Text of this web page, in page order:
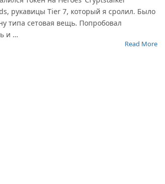
рукавицы Tier 7, который я сролил. Было
типа сетовая вещь. Попробовал
и …
Read More